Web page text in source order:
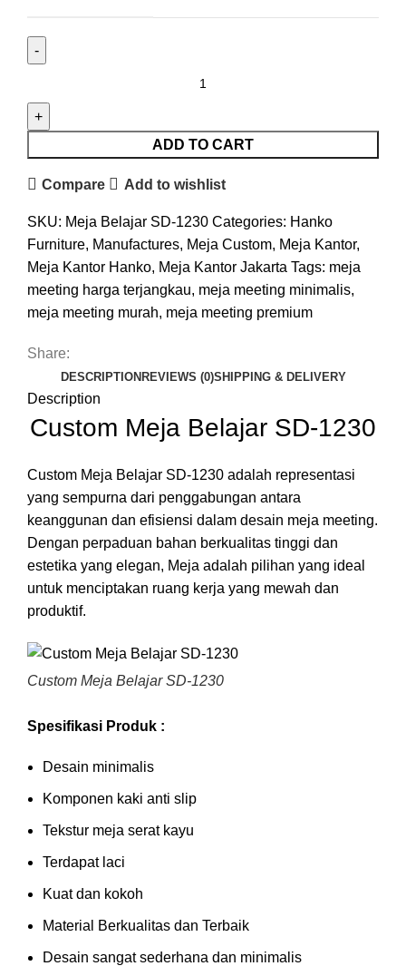
ADD TO CART
Compare Add to wishlist
SKU: Meja Belajar SD-1230 Categories: Hanko
Furniture, Manufactures, Meja Custom, Meja Kantor,
Meja Kantor Hanko, Meja Kantor Jakarta Tags: meja
meeting harga terjangkau, meja meeting minimalis,
meja meeting murah, meja meeting premium
Share:
DESCRIPTION REVIEWS (0)SHIPPING & DELIVERY
Description
Custom Meja Belajar SD-1230
Custom Meja Belajar SD-1230 adalah representasi
yang sempurna dari penggabungan antara
keanggunan dan efisiensi dalam desain meja meeting.
Dengan perpaduan bahan berkualitas tinggi dan
estetika yang elegan, Meja adalah pilihan yang ideal
untuk menciptakan ruang kerja yang mewah dan
produktif.
Custom Meja Belajar SD-1230
Spesifikasi Produk :
Desain minimalis
Komponen kaki anti slip
Tekstur meja serat kayu
Terdapat laci
Kuat dan kokoh
Material Berkualitas dan Terbaik
Desain sangat sederhana dan minimalis